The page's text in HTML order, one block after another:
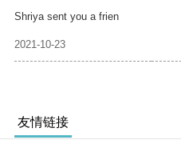
Shriya sent you a frien
2021-10-23
友情链接